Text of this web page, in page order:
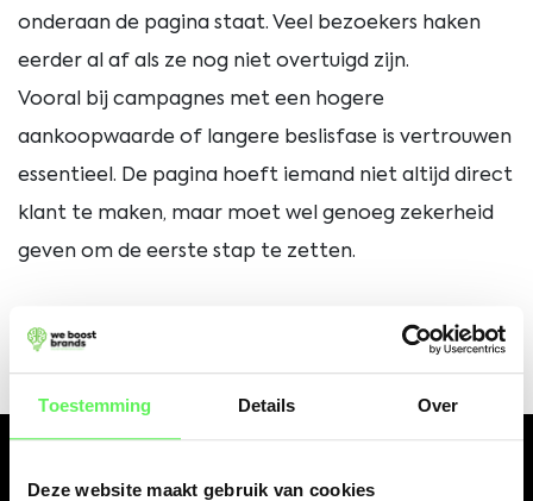
Toestemming Details Over
Deze website maakt gebruik van cookies
onderaan de pagina staat. Veel bezoekers haken
eerder al af als ze nog niet overtuigd zijn.
Vooral bij campagnes met een hogere
aankoopwaarde of langere beslisfase is vertrouwen
essentieel. De pagina hoeft iemand niet altijd direct
klant te maken, maar moet wel genoeg zekerheid
geven om de eerste stap te zetten.